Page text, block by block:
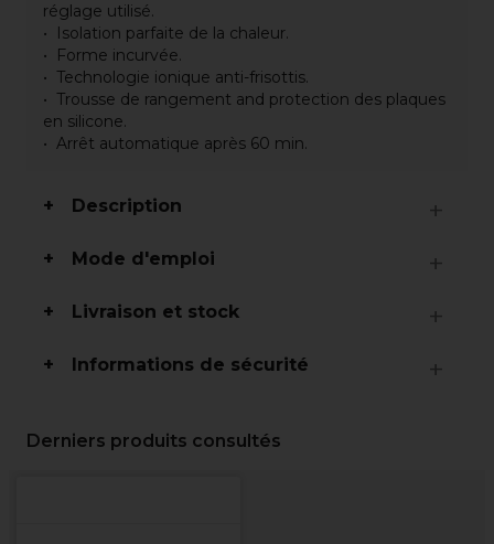
réglage utilisé.
Isolation parfaite de la chaleur.
Forme incurvée.
Technologie ionique anti-frisottis.
Trousse de rangement and protection des plaques
en silicone.
Arrêt automatique après 60 min.
Description
Mode d'emploi
Livraison et stock
Informations de sécurité
Derniers produits consultés